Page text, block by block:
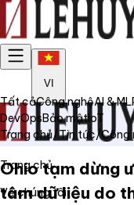
VI
Trang chủ
Về chúng tôi
Tất cảCông nghệAI & ML
DevOpsBảo mậtIoT
Trang chủ/Tin tức/Công
Ohio tạm dừng
tâm dữ liệu do